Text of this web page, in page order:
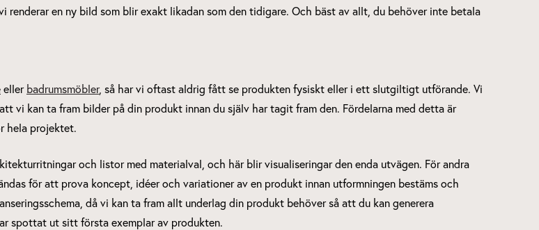
en ny bild som blir exakt likadan som den tidigare. Och bäst av allt, du behöver inte betala
eller badrumsmöbler, så har vi oftast aldrig fått se produkten fysiskt eller i ett slutgiltigt utförande. Vi
vi kan ta fram bilder på din produkt innan du själv har tagit fram den. Fördelarna med detta är
hela projektet.
och listor med materialval, och här blir visualiseringar den enda utvägen. För andra
för att prova koncept, idéer och variationer av en produkt innan utformningen bestäms och
då vi kan ta fram allt underlag din produkt behöver så att du kan generera
spottat ut sitt första exemplar av produkten.